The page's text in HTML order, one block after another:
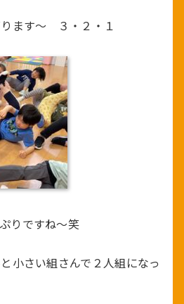
ます～ ３・２・１
りですね～笑
小さい組さんで２人組になっ